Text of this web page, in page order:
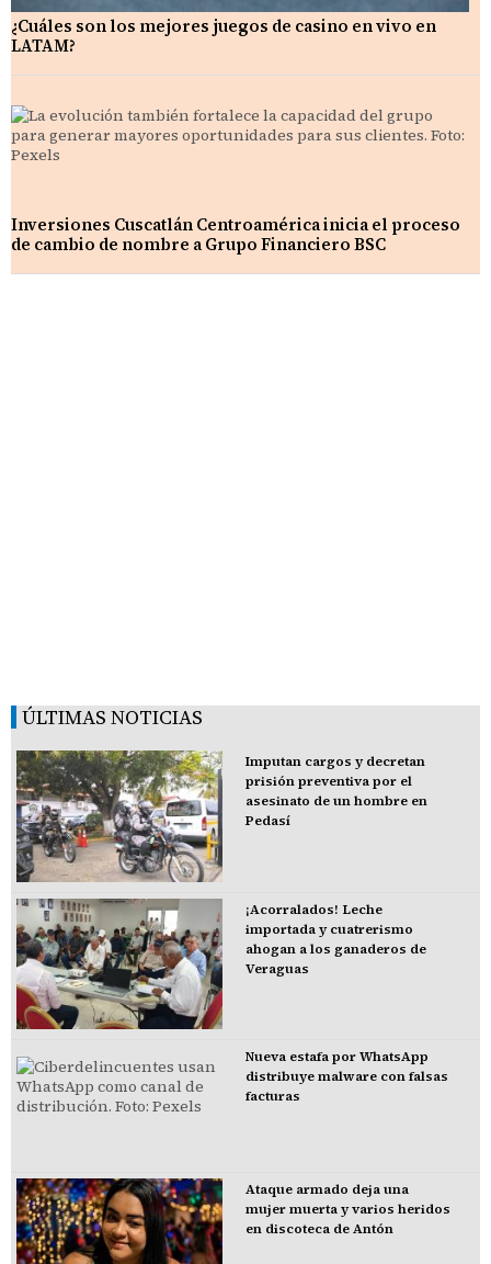
¿Cuáles son los mejores juegos de casino en vivo en
LATAM?
Inversiones Cuscatlán Centroamérica inicia el proceso
de cambio de nombre a Grupo Financiero BSC
ÚLTIMAS NOTICIAS
Imputan cargos y decretan
prisión preventiva por el
asesinato de un hombre en
Pedasí
¡Acorralados! Leche
importada y cuatrerismo
ahogan a los ganaderos de
Veraguas
Nueva estafa por WhatsApp
distribuye malware con falsas
facturas
Ataque armado deja una
mujer muerta y varios heridos
en discoteca de Antón